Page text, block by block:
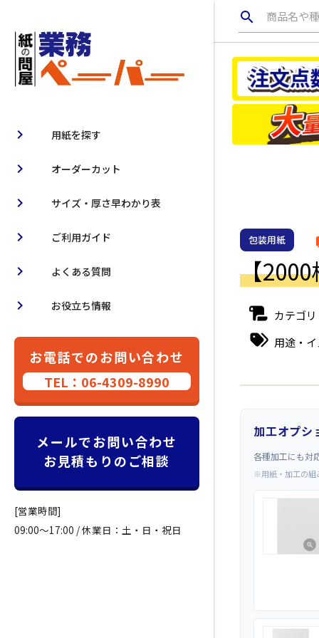
用紙を探す
chevron_right
オーダーカット
chevron_right
サイズ・厚さ早わかり表
chevron_right
ご利用ガイド
chevron_right
よくある質問
chevron_right
お役立ち情報
chevron_right
お電話でのお問い合わせ
TEL：06-4309-8990
メールでお問い合わせ
お見積もりのご相談
[営業時間]
09:00～17:00 / 休業日：土・日・祝日
search 商品名や
包装用紙
【
カテゴリ
用途・
加工オプシ
各種加工にも対
※用紙・加工の組
zoom_in